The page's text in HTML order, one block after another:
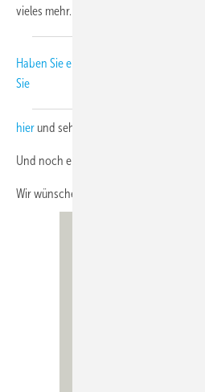
vieles mehr.
Haben Sie einen Newsletter von uns
Sie
hier und sehen Sie sich im NL-Archiv um.
Und noch ein Tipp: Werden Sie
Wir wünschen Ihnen viel Spaß beim